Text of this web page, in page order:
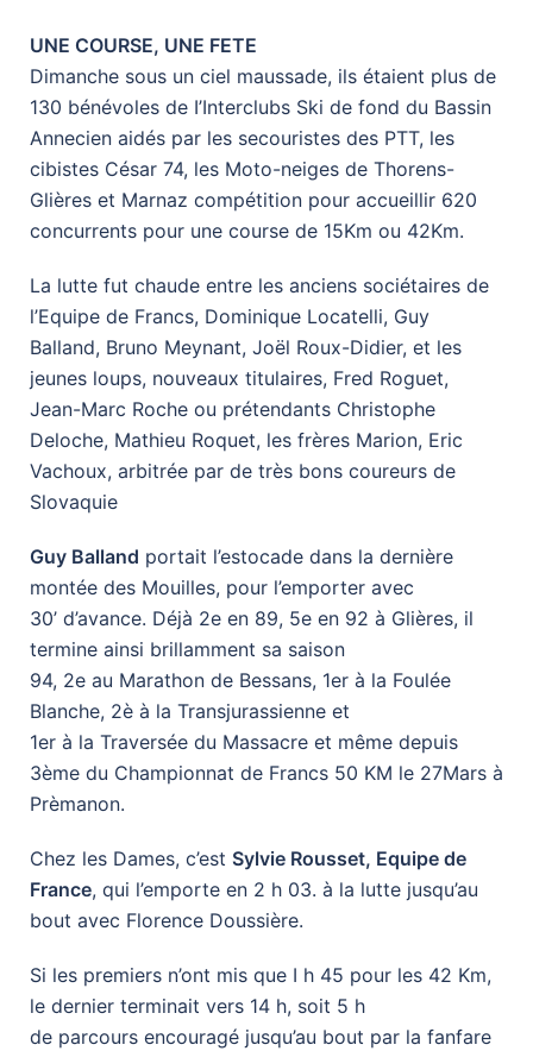
UNE COURSE, UNE FETE
Dimanche sous un ciel maussade, ils étaient plus de
130 bénévoles de I’Interclubs Ski de fond du Bassin
Annecien aidés par les secouristes des PTT, les
cibistes César 74, les Moto-neiges de Thorens-
Glières et Marnaz compétition pour accueillir 620
concurrents pour une course de 15Km ou 42Km.
La lutte fut chaude entre les anciens sociétaires de
l’Equipe de Francs, Dominique Locatelli, Guy
Balland, Bruno Meynant, Joël Roux-Didier, et les
jeunes loups, nouveaux titulaires, Fred Roguet,
Jean-Marc Roche ou prétendants Christophe
Deloche, Mathieu Roquet, les frères Marion, Eric
Vachoux, arbitrée par de très bons coureurs de
Slovaquie
Guy Balland portait l’estocade dans la dernière
montée des Mouilles, pour l’emporter avec
30’ d’avance. Déjà 2e en 89, 5e en 92 à Glières, il
termine ainsi brillamment sa saison
94, 2e au Marathon de Bessans, 1er à la Foulée
Blanche, 2è à la Transjurassienne et
1er à la Traversée du Massacre et même depuis
3ème du Championnat de Francs 50 KM le 27Mars à
Prèmanon.
Chez les Dames, c’est Sylvie Rousset, Equipe de
France, qui l’emporte en 2 h 03. à la lutte jusqu’au
bout avec Florence Doussière.
Si les premiers n’ont mis que I h 45 pour les 42 Km,
le dernier terminait vers 14 h, soit 5 h
de parcours encouragé jusqu’au bout par la fanfare